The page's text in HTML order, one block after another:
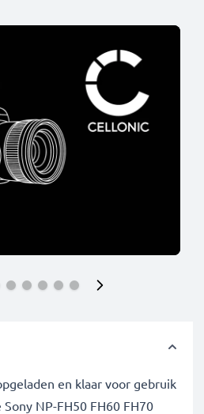
en klaar voor gebruik
NP-FH50 FH60 FH70